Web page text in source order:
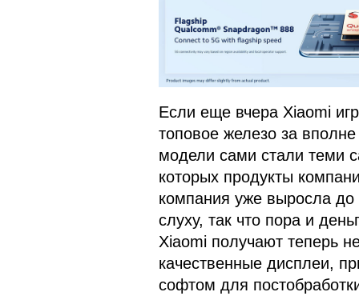
Если еще вчера Xiaomi
топовое железо за
модели сами стали теми
которых продукты
компания уже выросла до
слуху, так что пора и
Xiaomi получают теперь
качественные дисплеи,
софтом для